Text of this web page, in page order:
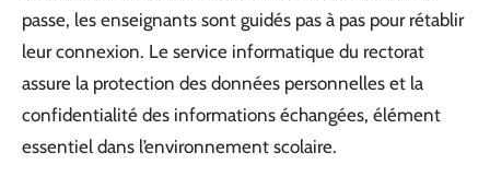
passe, les enseignants sont guidés pas à pas pour rétablir
leur connexion. Le service informatique du rectorat
assure la protection des données personnelles et la
confidentialité des informations échangées, élément
essentiel dans l’environnement scolaire.